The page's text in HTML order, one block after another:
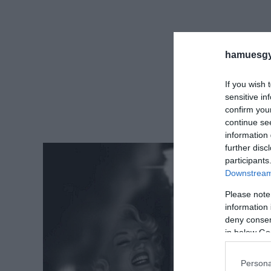
If you wish
sensitive
confirm
continue
information
further
Please
information
deny
in below